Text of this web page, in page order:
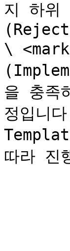
지 하위
\
을 충족
정입니